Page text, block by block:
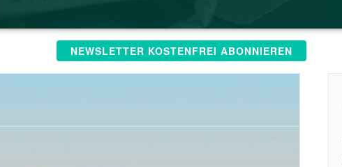
NEWSLETTER KOSTENFREI ABONNIEREN